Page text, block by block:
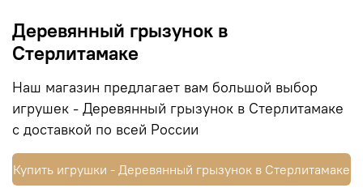
Деревянный грызунок в
Стерлитамаке
Наш магазин предлагает вам большой выбор
игрушек - Деревянный грызунок в Стерлитамаке
с доставкой по всей России
Купить игрушки - Деревянный грызунок в Стерлитамаке